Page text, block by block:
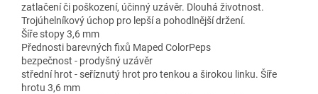
zatlačení či poškození, účinný uzávěr. Dlouhá životnost.
Trojúhelníkový úchop pro lepší a pohodlnější držení.
Šíře stopy 3,6 mm
Přednosti barevných fixů Maped ColorPeps
bezpečnost - prodyšný uzávěr
střední hrot - seříznutý hrot pro tenkou a širokou linku. Šíře
hrotu 3,6 mm